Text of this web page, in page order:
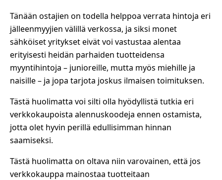
Tänään ostajien on todella helppoa verrata hintoja eri
jälleenmyyjien välillä verkossa, ja siksi monet
sähköiset yritykset eivät voi vastustaa alentaa
erityisesti heidän parhaiden tuotteidensa
myyntihintoja – junioreille, mutta myös miehille ja
naisille – ja jopa tarjota joskus ilmaisen toimituksen.
Tästä huolimatta voi silti olla hyödyllistä tutkia eri
verkkokaupoista alennuskoodeja ennen ostamista,
jotta olet hyvin perillä edullisimman hinnan
saamiseksi.
Tästä huolimatta on oltava niin varovainen, että jos
verkkokauppa mainostaa tuotteitaan